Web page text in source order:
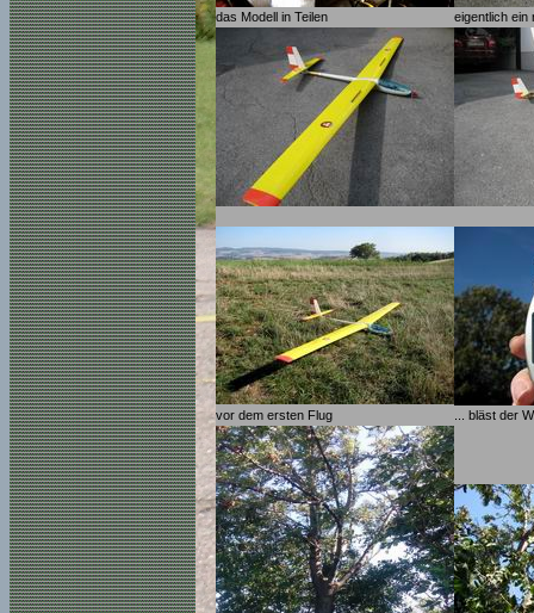
das Modell in Teilen eigentlich ein
vor dem ersten Flug ... bläst der